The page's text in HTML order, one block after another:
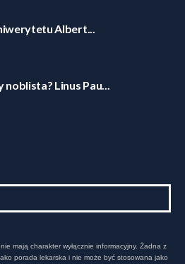
Albert...
Linus Pau...
mają charakter wyłącznie informacyjny. Żadna z
porada lekarska i nie może być stosowana jako